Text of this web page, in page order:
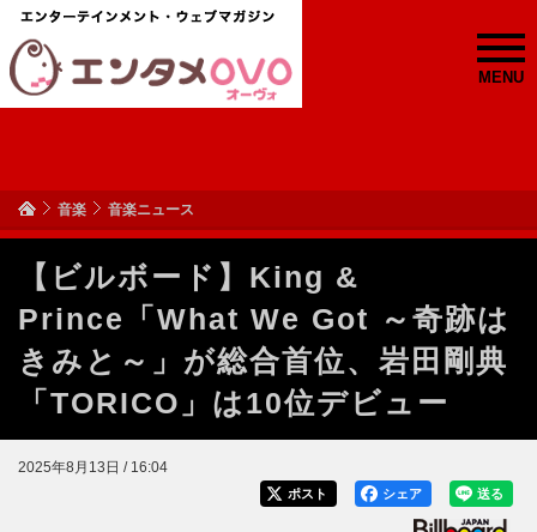
MENU
音楽 音楽ニュース
【ビルボード】King &
Prince「What We Got ～奇跡は
きみと～」が総合首位、岩田剛典
「TORICO」は10位デビュー
2025年8月13日 / 16:04
送る
シェア
ポスト